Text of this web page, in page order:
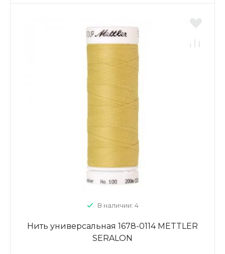
В наличии: 4
Нить универсальная 1678-0114 METTLER
SERALON